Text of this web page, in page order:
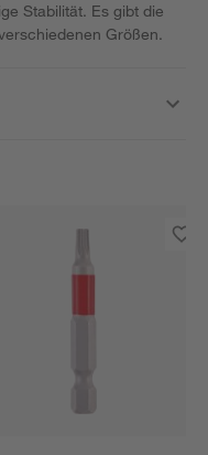
Stabilität. Es gibt die
Größen.